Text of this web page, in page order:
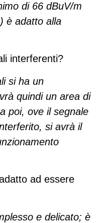
di 66 dBuV/m
è adatto alla
interferenti?
si ha un
quindi un area di
poi, ove il segnale
si avrà il
ad essere
e delicato; è